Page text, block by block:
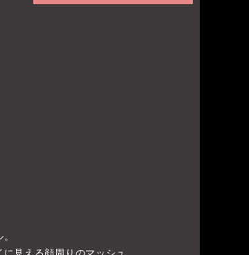
見える顔周りのマッシュ